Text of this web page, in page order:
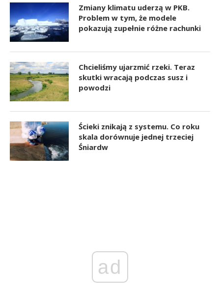
Zmiany klimatu uderzą w PKB.
Problem w tym, że modele
pokazują zupełnie różne rachunki
Chcieliśmy ujarzmić rzeki. Teraz
skutki wracają podczas susz i
powodzi
Ścieki znikają z systemu. Co roku
skala dorównuje jednej trzeciej
Śniardw
ad